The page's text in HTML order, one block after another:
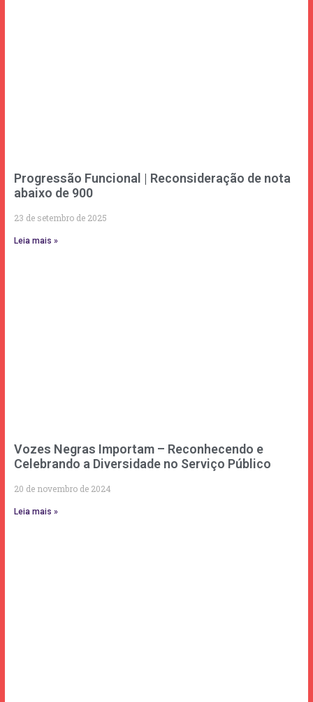
Progressão Funcional | Reconsideração de nota
abaixo de 900
23 de setembro de 2025
Leia mais »
Vozes Negras Importam – Reconhecendo e
Celebrando a Diversidade no Serviço Público
20 de novembro de 2024
Leia mais »